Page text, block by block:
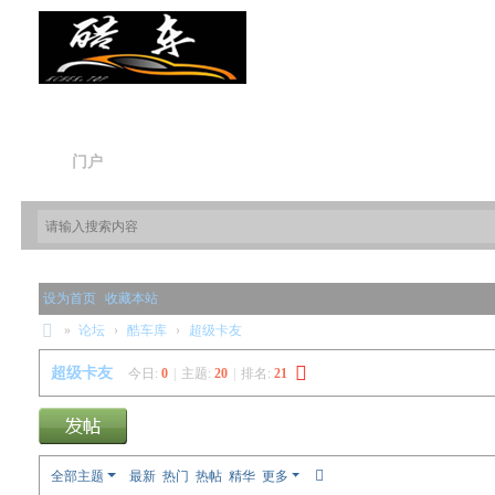
门户
设为首页 收藏本站
酷
车
库
» 论坛 › 酷车库 › 超级卡友
超级卡友 今日:0 主题:20 排名:21
全部主题 最新 热门 热帖 精华 更多